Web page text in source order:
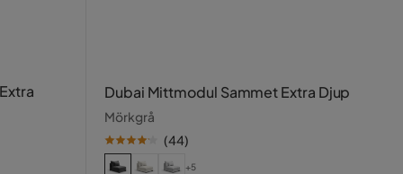
Dubai Mittmodul Sammet Extra Djup
Mörkgrå
(44)
+5